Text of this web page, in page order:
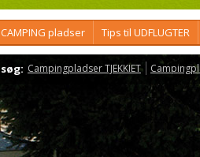
CAMPING pladser Tips til UDFLUGTER
søg: Campingpladser TJEKKIET